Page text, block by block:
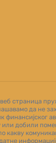
страница
да не
финансијског
добили
какву